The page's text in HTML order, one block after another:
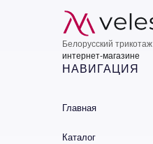
Белорусский трикотаж
интернет-магазине
НАВИГАЦИЯ
Главная
Каталог